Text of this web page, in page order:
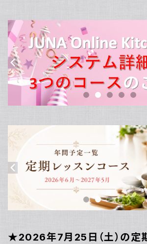
★2026年7月25日（土）の定